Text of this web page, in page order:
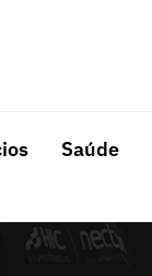
Saúde